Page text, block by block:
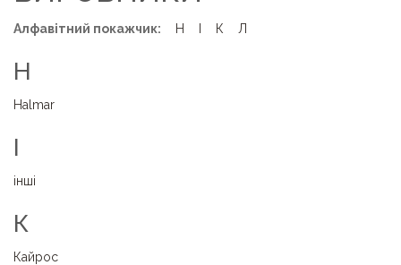
Алфавітний покажчик: H К Л
H
Halmar
І
інші
К
Кайрос